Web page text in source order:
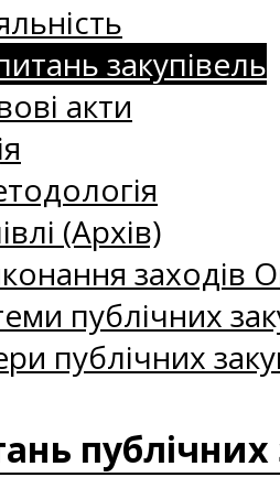
закупівель
акти
(Архів)
заходів
публічних
публічних
публічних